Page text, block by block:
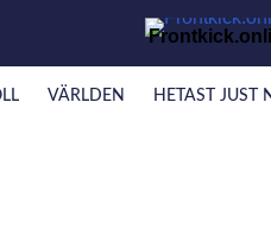
VÄRLDEN HETAST JUST